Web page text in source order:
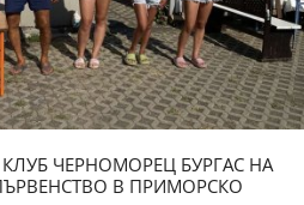
ЧЕРНОМОРЕЦ БУРГАС НА
В ПРИМОРСКО